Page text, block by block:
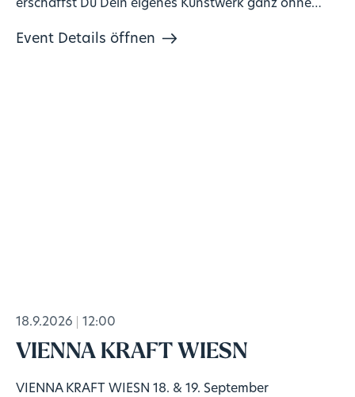
erschaffst Du Dein eigenes Kunstwerk ganz ohne
Event Details öffnen
18.9.2026 12:00
VIENNA KRAFT WIESN
VIENNA KRAFT WIESN 18. & 19. September